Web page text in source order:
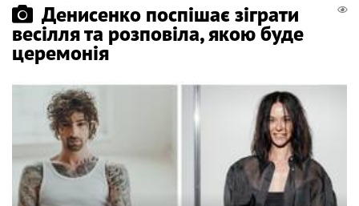
Денисенко поспішає зіграти
весілля та розповіла, якою буде
церемонія